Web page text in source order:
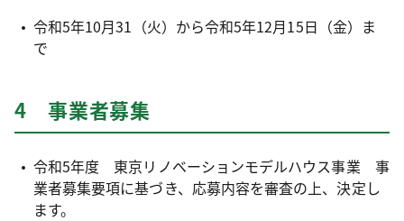
令和5年10月31（火）から令和5年12月15日（金）ま
で
4 事業者募集
令和5年度 東京リノベーションモデルハウス事業 事
業者募集要項に基づき、応募内容を審査の上、決定し
ます。